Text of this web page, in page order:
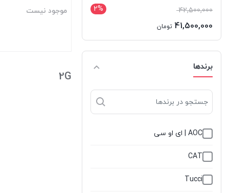
2%
42,500,000
41,500,000 تومان
برندها
AOC | ای او سی
CAT
Tucci
موجود نیست
2G